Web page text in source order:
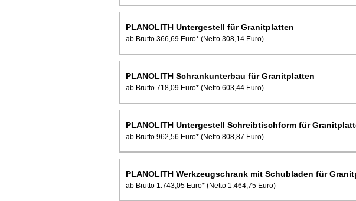
PLANOLITH Untergestell für Granitplatten
ab Brutto 366,69 Euro* (Netto 308,14 Euro)
PLANOLITH Schrankunterbau für Granitplatten
ab Brutto 718,09 Euro* (Netto 603,44 Euro)
PLANOLITH Untergestell Schreibtischform für
ab Brutto 962,56 Euro* (Netto 808,87 Euro)
PLANOLITH Werkzeugschrank mit Schubladen für
ab Brutto 1.743,05 Euro* (Netto 1.464,75 Euro)